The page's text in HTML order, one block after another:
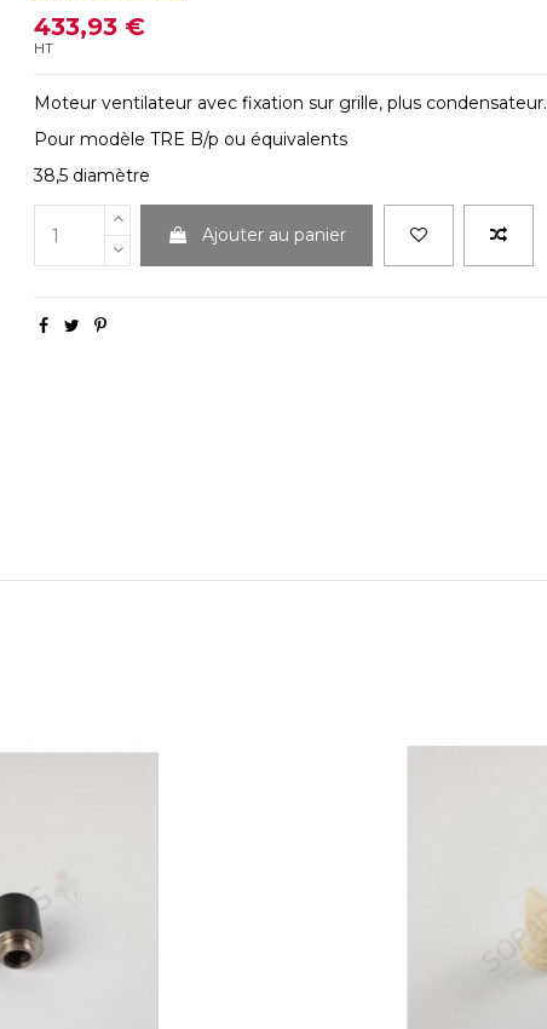
433,93 €
HT
Moteur ventilateur avec fixation sur grille, plus condensateur.
Pour modèle TRE B/p ou équivalents
38,5 diamètre
Ajouter au panier